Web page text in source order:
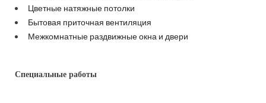
Цветные натяжные потолки
Бытовая приточная вентиляция
Межкомнатные раздвижные окна и двери
Специальные работы